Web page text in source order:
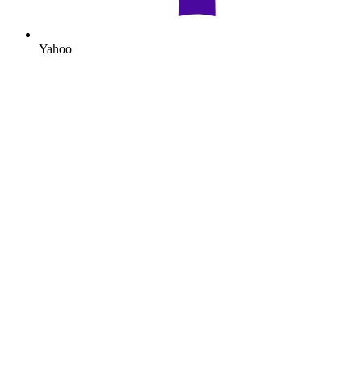
Yahoo